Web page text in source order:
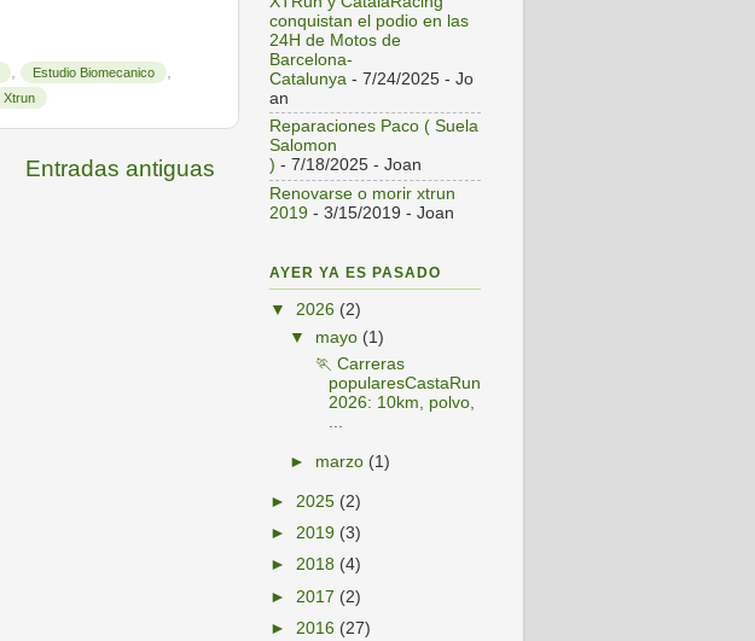
, Estudio Biomecanico ,
Xtrun
Entradas antiguas
conquistan el podio en las
24H de Motos de
Barcelona-
Catalunya - 7/24/2025 - Jo
an
Reparaciones Paco ( Suela
Salomon
) - 7/18/2025 - Joan
Renovarse o morir xtrun
2019 - 3/15/2019 - Joan
AYER YA ES PASADO
▼ 2026 (2)
▼ mayo (1)
🏃 Carreras
popularesCastaRun
2026: 10km, polvo,
...
► marzo (1)
► 2025 (2)
► 2019 (3)
► 2018 (4)
► 2017 (2)
► 2016 (27)